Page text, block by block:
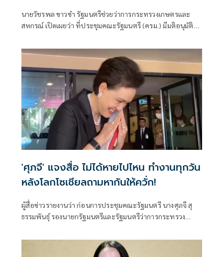
นายวัชรพล ขาวขำ รัฐมนตรีช่วยว่าการกระทรวงเกษตรและ
สหกรณ์ เปิดเผยว่า ที่ประชุมคณะรัฐมนตรี (ครม.) มีมติอนุมัติ
'ศุภจี' แจงสื่อ ไม่ได้หายไปไหน ทำงานทุกวัน
หลังโลกโซเชียลถามหากันให้ควั่ก!
ผู้สื่อข่าวรายงานว่า ก่อนการประชุมคณะรัฐมนตรี นางศุภจี สุ
ธรรมพันธุ์ รองนายกรัฐมนตรีและรัฐมนตรีว่าการกระทรวง